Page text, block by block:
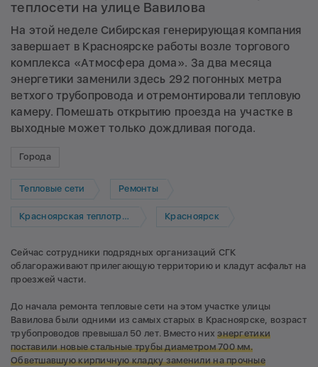
теплосети на улице Вавилова
На этой неделе Сибирская генерирующая компания
завершает в Красноярске работы возле торгового
комплекса «Атмосфера дома». За два месяца
энергетики заменили здесь 292 погонных метра
ветхого трубопровода и отремонтировали тепловую
камеру. Помешать открытию проезда на участке в
выходные может только дождливая погода.
Города
Тепловые сети Ремонты
Красноярская теплотранспортная компания Красноярск
Сейчас сотрудники подрядных организаций СГК
облагораживают прилегающую территорию и кладут асфальт на
проезжей части.
До начала ремонта тепловые сети на этом участке улицы
Вавилова были одними из самых старых в Красноярске, возраст
трубопроводов превышал 50 лет. Вместо нихэнергетики
поставили новые стальные трубы диаметром 700 мм.
Обветшавшую кирпичную кладку заменили на прочные